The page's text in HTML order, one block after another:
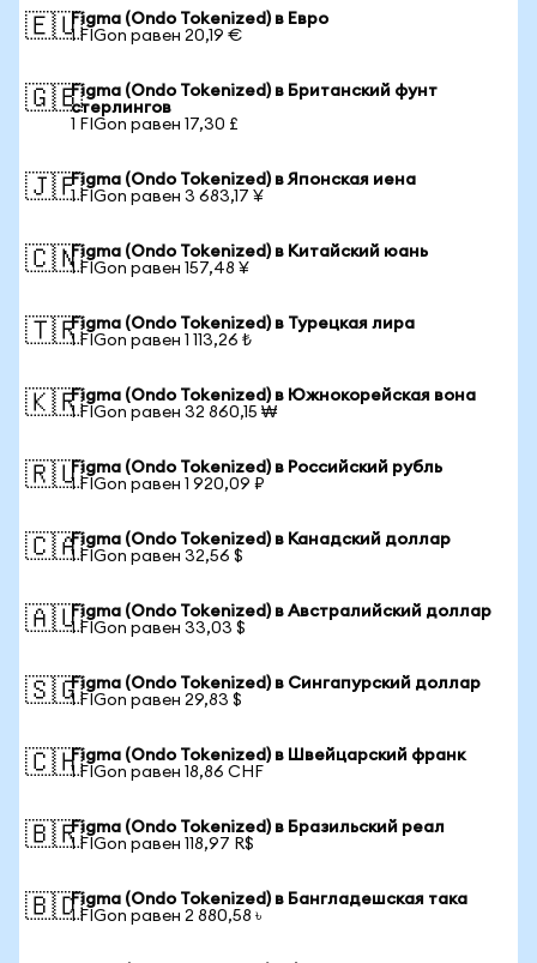
🇪🇺Figma (Ondo Tokenized) в Евро
1 FIGon равен 20,19 €
🇬🇧Figma (Ondo Tokenized) в Британский фунт
стерлингов
1 FIGon равен 17,30 £
🇯🇵Figma (Ondo Tokenized) в Японская иена
1 FIGon равен 3 683,17 ¥
🇨🇳Figma (Ondo Tokenized) в Китайский юань
1 FIGon равен 157,48 ¥
🇹🇷Figma (Ondo Tokenized) в Турецкая лира
1 FIGon равен 1 113,26 ₺
🇰🇷Figma (Ondo Tokenized) в Южнокорейская вона
1 FIGon равен 32 860,15 ₩
🇷🇺Figma (Ondo Tokenized) в Российский рубль
1 FIGon равен 1 920,09 ₽
🇨🇦Figma (Ondo Tokenized) в Канадский доллар
1 FIGon равен 32,56 $
🇦🇺Figma (Ondo Tokenized) в Австралийский доллар
1 FIGon равен 33,03 $
🇸🇬Figma (Ondo Tokenized) в Сингапурский доллар
1 FIGon равен 29,83 $
🇨🇭Figma (Ondo Tokenized) в Швейцарский франк
1 FIGon равен 18,86 CHF
🇧🇷Figma (Ondo Tokenized) в Бразильский реал
1 FIGon равен 118,97 R$
🇧🇩Figma (Ondo Tokenized) в Бангладешская така
1 FIGon равен 2 880,58 ৳